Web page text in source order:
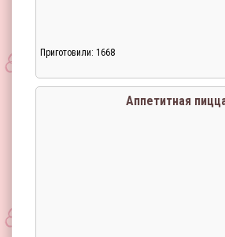
Приготовили: 1668
Аппетитная